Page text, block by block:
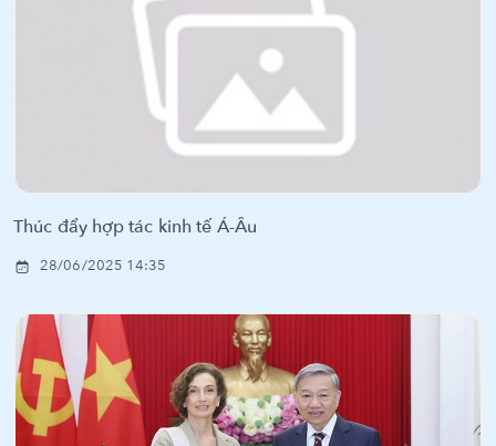
Thúc đẩy hợp tác kinh tế Á-Âu
28/06/2025 14:35